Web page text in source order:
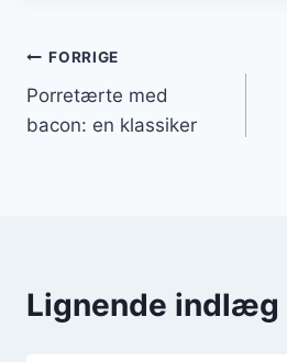
Indlægsnavigation
FORRIGE
Porretærte med
bacon: en klassiker
Lignende indlæg